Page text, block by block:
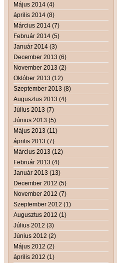
Május 2014 (4)
április 2014 (8)
Március 2014 (7)
Február 2014 (5)
Január 2014 (3)
December 2013 (6)
November 2013 (2)
Október 2013 (12)
Szeptember 2013 (8)
Augusztus 2013 (4)
Július 2013 (7)
Június 2013 (5)
Május 2013 (11)
április 2013 (7)
Március 2013 (12)
Február 2013 (4)
Január 2013 (13)
December 2012 (5)
November 2012 (7)
Szeptember 2012 (1)
Augusztus 2012 (1)
Július 2012 (3)
Június 2012 (2)
Május 2012 (2)
április 2012 (1)